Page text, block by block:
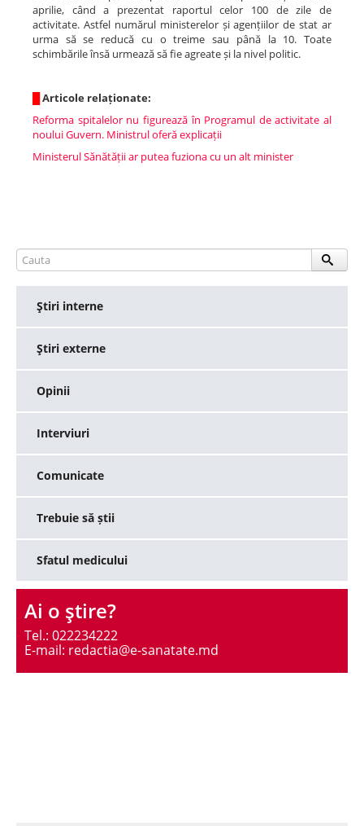
aprilie, când a prezentat raportul celor 100 de zile de
activitate. Astfel numărul ministerelor și agențiilor de stat ar
urma să se reducă cu o treime sau până la 10. Toate
schimbările însă urmează să fie agreate și la nivel politic.
Articole relaționate:
Reforma spitalelor nu figurează în Programul de activitate al
noului Guvern. Ministrul oferă explicații
Ministerul Sănătății ar putea fuziona cu un alt minister
Ştiri interne
Ştiri externe
Opinii
Interviuri
Comunicate
Trebuie să știi
Sfatul medicului
Ai o ştire?
Tel.: 022234222
E-mail: redactia@e-sanatate.md